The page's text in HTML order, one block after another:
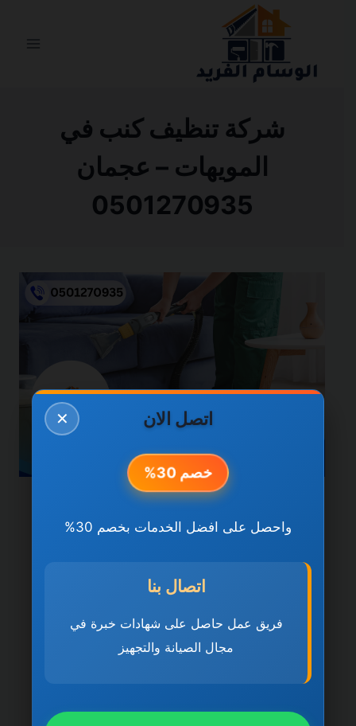
شركة تنظيف كنب في
المويهات – عجمان
0501270935
شركة تنظيف كنب في عجمان
ديسمبر 21, 2025
uae.com/sofa-cleaning-company-in-
✕ اتصل الان
خصم 30%
واحصل على افضل الخدمات بخصم 30%
اتصال بنا
فريق عمل حاصل على شهادات خبرة في
مجال الصيانة والتجهيز